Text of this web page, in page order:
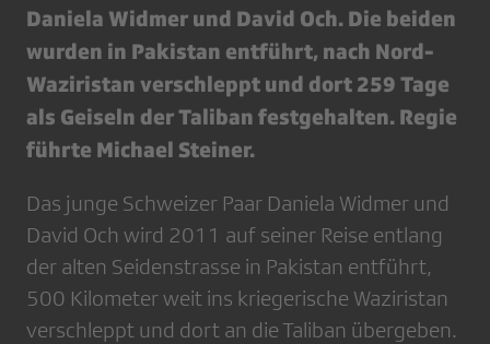
Daniela Widmer und David Och. Die beiden
wurden in Pakistan entführt, nach Nord-
Waziristan verschleppt und dort 259 Tage
als Geiseln der Taliban festgehalten. Regie
führte Michael Steiner.
Das junge Schweizer Paar Daniela Widmer und
David Och wird 2011 auf seiner Reise entlang
der alten Seidenstrasse in Pakistan entführt,
500 Kilometer weit ins kriegerische Waziristan
verschleppt und dort an die Taliban übergeben.